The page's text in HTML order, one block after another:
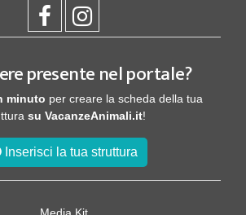
presente nel portale?
minuto per creare la scheda della tua
su VacanzeAnimali.it!
Inserisci la tua struttura